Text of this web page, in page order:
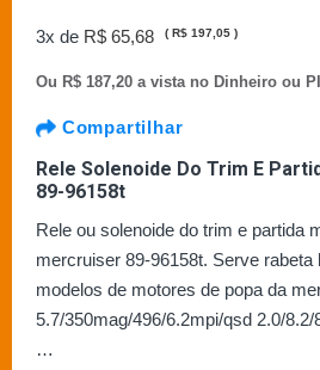
3x de R$ 65,68 ( R$ 197,05 )
Ou R$ 187,20 a vista no Dinheiro ou
Compartilhar
Rele Solenoide Do Trim E
89-96158t
Rele ou solenoide do trim e partida
mercruiser 89-96158t. Serve rabeta
modelos de motores de popa da
5.7/350mag/496/6.2mpi/qsd 2.0/8.2/
…